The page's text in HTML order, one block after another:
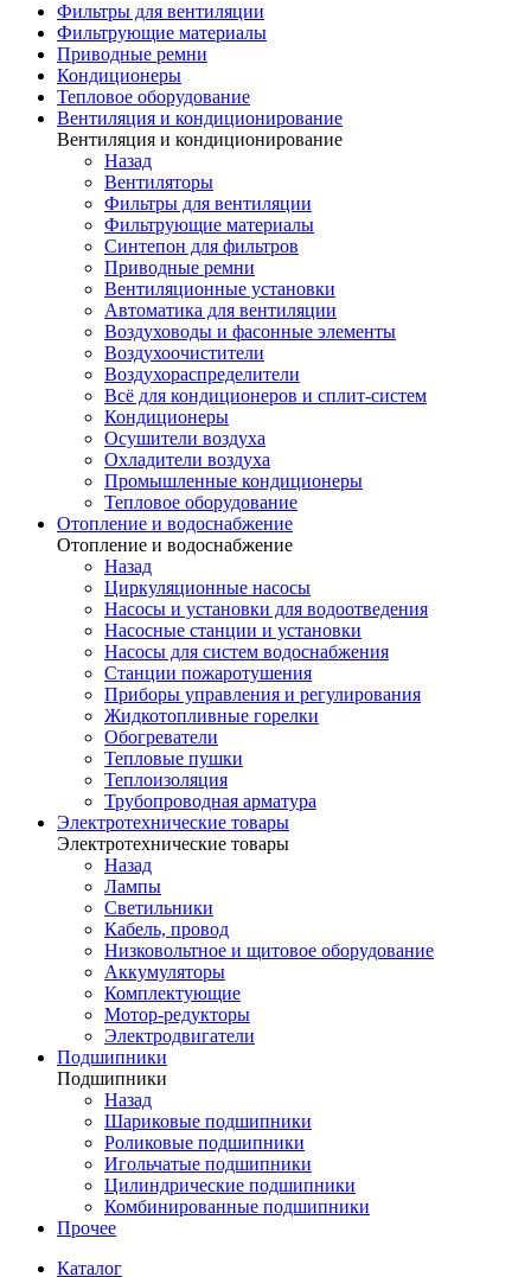
Фильтры для вентиляции
Фильтрующие материалы
Приводные ремни
Кондиционеры
Тепловое оборудование
Вентиляция и кондиционирование
Вентиляция и кондиционирование
Назад
Вентиляторы
Фильтры для вентиляции
Фильтрующие материалы
Синтепон для фильтров
Приводные ремни
Вентиляционные установки
Автоматика для вентиляции
Воздуховоды и фасонные элементы
Воздухоочистители
Воздухораспределители
Всё для кондиционеров и сплит-систем
Кондиционеры
Осушители воздуха
Охладители воздуха
Промышленные кондиционеры
Тепловое оборудование
Отопление и водоснабжение
Отопление и водоснабжение
Назад
Циркуляционные насосы
Насосы и установки для водоотведения
Насосные станции и установки
Насосы для систем водоснабжения
Станции пожаротушения
Приборы управления и регулирования
Жидкотопливные горелки
Обогреватели
Тепловые пушки
Теплоизоляция
Трубопроводная арматура
Электротехнические товары
Электротехнические товары
Назад
Лампы
Светильники
Кабель, провод
Низковольтное и щитовое оборудование
Аккумуляторы
Комплектующие
Мотор-редукторы
Электродвигатели
Подшипники
Подшипники
Назад
Шариковые подшипники
Роликовые подшипники
Игольчатые подшипники
Цилиндрические подшипники
Комбинированные подшипники
Прочее
Каталог